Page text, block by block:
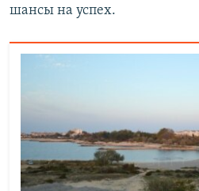
шансы на успех.